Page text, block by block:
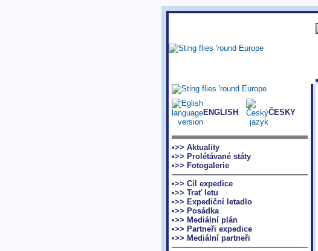
ENGLISH ČESKY
•>> Aktuality
•>> Prolétávané státy
•>> Fotogalerie
•>> Cíl expedice
•>> Trať letu
•>> Expediční letadlo
•>> Posádka
•>> Mediální plán
•>> Partneři expedice
•>> Mediální partneři